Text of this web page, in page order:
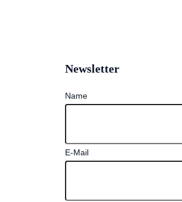
Newsletter
Name
E-Mail